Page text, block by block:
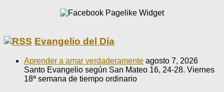
Evangelio del Día
Aprender a amar verdaderamente agosto 7, 2026
Santo Evangelio según San Mateo 16, 24-28. Viernes
18ª semana de tiempo ordinario